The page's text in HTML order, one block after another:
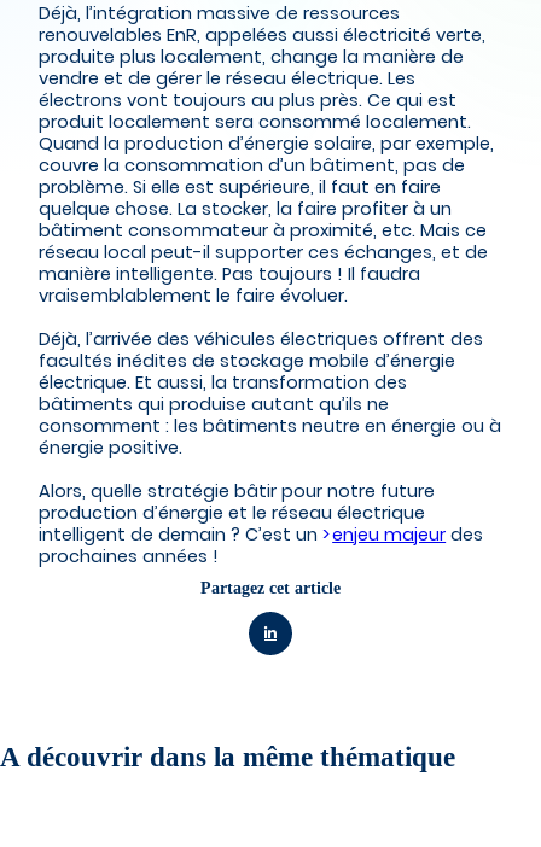
Déjà, l’intégration massive de ressources
renouvelables EnR, appelées aussi électricité verte,
produite plus localement, change la manière de
vendre et de gérer le réseau électrique. Les
électrons vont toujours au plus près. Ce qui est
produit localement sera consommé localement.
Quand la production d’énergie solaire, par exemple,
couvre la consommation d’un bâtiment, pas de
problème. Si elle est supérieure, il faut en faire
quelque chose. La stocker, la faire profiter à un
bâtiment consommateur à proximité, etc. Mais ce
réseau local peut-il supporter ces échanges, et de
manière intelligente. Pas toujours ! Il faudra
vraisemblablement le faire évoluer.
Déjà, l’arrivée des véhicules électriques offrent des
facultés inédites de stockage mobile d’énergie
électrique. Et aussi, la transformation des
bâtiments qui produise autant qu’ils ne
consomment : les bâtiments neutre en énergie ou à
énergie positive.
Alors, quelle stratégie bâtir pour notre future
production d’énergie et le réseau électrique
intelligent de demain ? C’est un enjeu majeur des
prochaines années !
Partagez cet article
A découvrir dans la même thématique